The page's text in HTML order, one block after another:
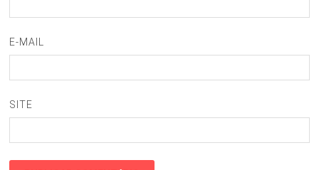
E-MAIL
SITE